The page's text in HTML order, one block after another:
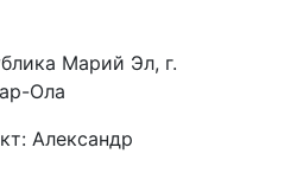
Марий Эл, г.
Ола
Александр